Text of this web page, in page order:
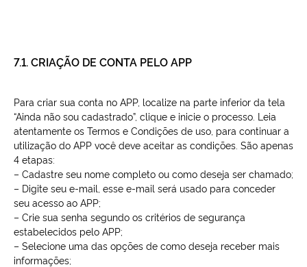
7.1. CRIAÇÃO DE CONTA PELO APP
Para criar sua conta no APP, localize na parte inferior da tela
“Ainda não sou cadastrado”, clique e inicie o processo. Leia
atentamente os Termos e Condições de uso, para continuar a
utilização do APP você deve aceitar as condições. São apenas
4 etapas:
– Cadastre seu nome completo ou como deseja ser chamado;
– Digite seu e-mail, esse e-mail será usado para conceder
seu acesso ao APP;
– Crie sua senha segundo os critérios de segurança
estabelecidos pelo APP;
– Selecione uma das opções de como deseja receber mais
informações;